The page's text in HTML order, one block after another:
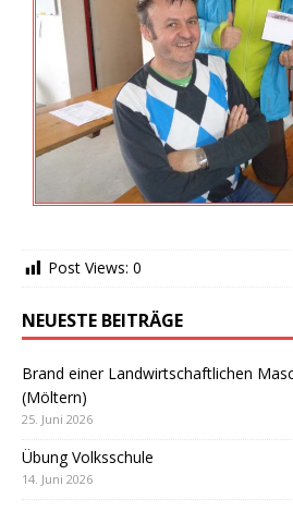
Post Views: 0
NEUESTE BEITRÄGE
Brand einer Landwirtschaftlichen
(Möltern)
25. Juni 2026
Übung Volksschule
14. Juni 2026